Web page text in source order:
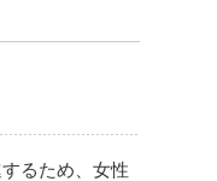
るため、女性